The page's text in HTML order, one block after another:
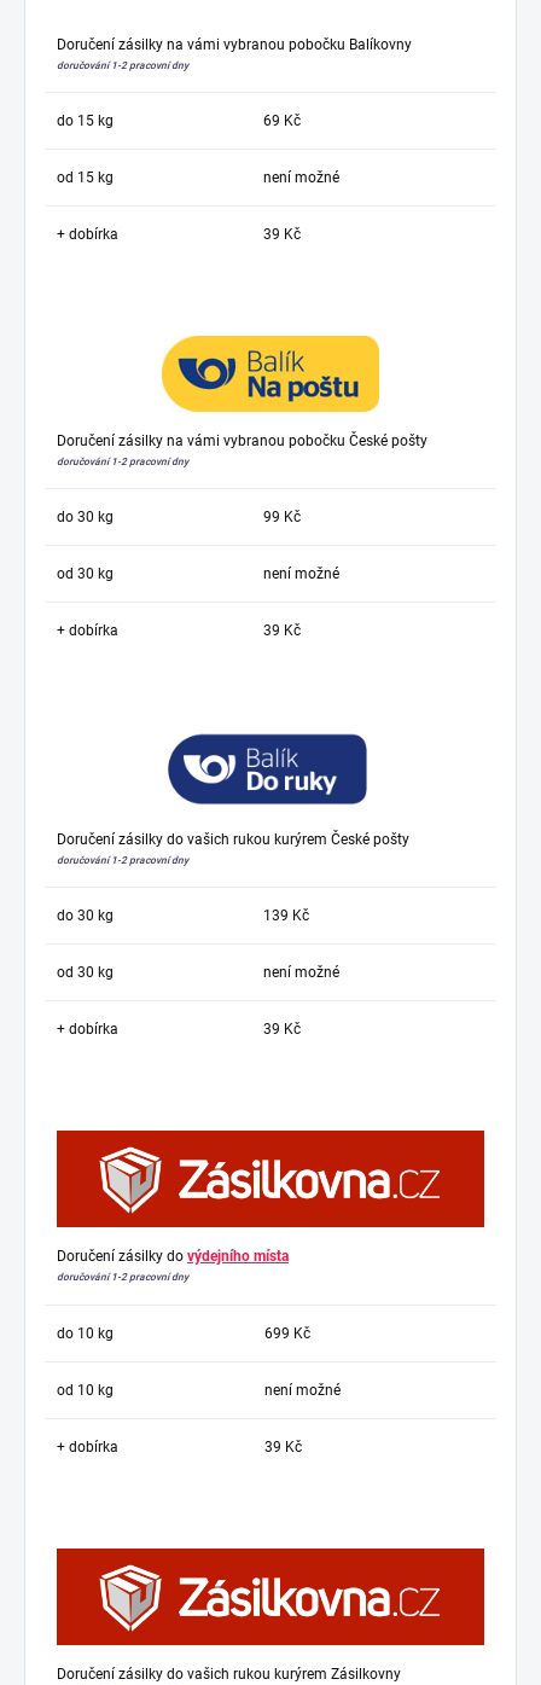
Doručení zásilky na vámi vybranou pobočku Balíkovny
doručování 1-2 pracovní dny
do 15 kg 69 Kč
od 15 kg není možné
+ dobírka 39 Kč
Doručení zásilky na vámi vybranou pobočku České pošty
doručování 1-2 pracovní dny
do 30 kg 99 Kč
od 30 kg není možné
+ dobírka 39 Kč
Doručení zásilky do vašich rukou kurýrem České pošty
doručování 1-2 pracovní dny
do 30 kg 139 Kč
od 30 kg není možné
+ dobírka 39 Kč
Doručení zásilky do výdejního místa
doručování 1-2 pracovní dny
do 10 kg 699 Kč
od 10 kg není možné
+ dobírka 39 Kč
Doručení zásilky do vašich rukou kurýrem Zásilkovny